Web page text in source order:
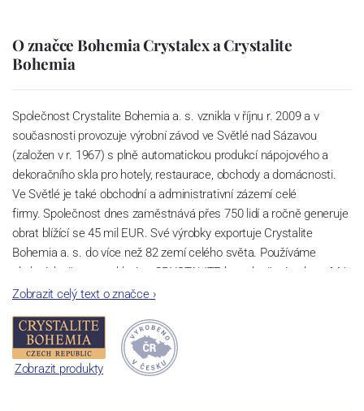
O značce Bohemia Crystalex a Crystalite
Bohemia
Společnost Crystalite Bohemia a. s. vznikla v říjnu r. 2009 a v
současnosti provozuje výrobní závod ve Světlé nad Sázavou
(založen v r. 1967) s plně automatickou produkcí nápojového a
dekoračního skla pro hotely, restaurace, obchody a domácnosti.
Ve Světlé je také obchodní a administrativní zázemí celé
firmy. Společnost dnes zaměstnává přes 750 lidí a ročně generuje
obrat blížící se 45 mil EUR. Své výrobky exportuje Crystalite
Bohemia a. s. do více než 82 zemí celého světa. Používáme
ekologicky šetrnou sklovinu CRYSTALITE bez sloučenin olova. Má
perfektní lom světla a vysokou pevnost a životnost díky příměsi
velkém počtu cyklů.
Sklárna Světlá nad Sázavou
Zobrazit celý text o značce›
Zobrazit produkty